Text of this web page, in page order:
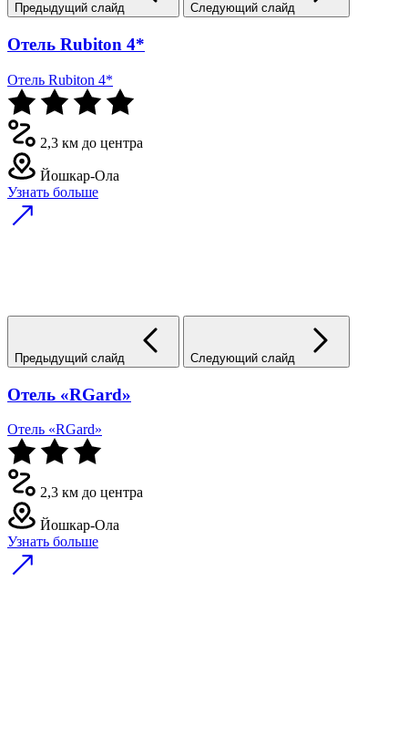
Предыдущий слайд Следующий слайд
Отель Rubiton 4*
Отель Rubiton 4*
2,3 км до центра
Йошкар-Ола
Узнать больше
Предыдущий слайд Следующий слайд
Отель «RGard»
Отель «RGard»
2,3 км до центра
Йошкар-Ола
Узнать больше